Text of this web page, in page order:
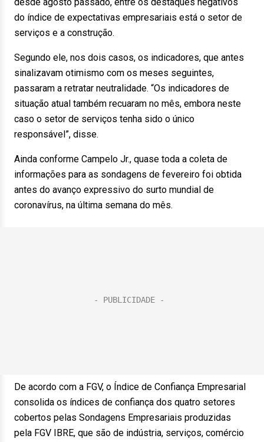
do índice de expectativas empresariais está o setor de
serviços e a construção.
Segundo ele, nos dois casos, os indicadores, que antes
sinalizavam otimismo com os meses seguintes,
passaram a retratar neutralidade. “Os indicadores de
situação atual também recuaram no mês, embora neste
caso o setor de serviços tenha sido o único
responsável”, disse.
Ainda conforme Campelo Jr., quase toda a coleta de
informações para as sondagens de fevereiro foi obtida
antes do avanço expressivo do surto mundial de
coronavírus, na última semana do mês.
De acordo com a FGV, o Índice de Confiança Empresarial
consolida os índices de confiança dos quatro setores
cobertos pelas Sondagens Empresariais produzidas
pela FGV IBRE, que são de indústria, serviços, comércio